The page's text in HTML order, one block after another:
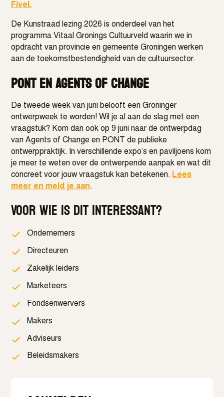
Fivel.
De Kunstraad lezing 2026 is onderdeel van het
programma Vitaal Gronings Cultuurveld waarin we in
opdracht van provincie en gemeente Groningen werken
aan de toekomstbestendigheid van de cultuursector.
PONT en Agents of Change
De tweede week van juni belooft een Groninger
ontwerpweek te worden! Wil je al aan de slag met een
vraagstuk? Kom dan ook op 9 juni naar de ontwerpdag
van Agents of Change en PONT de publieke
ontwerppraktijk. In verschillende expo’s en paviljoens kom
je meer te weten over de ontwerpende aanpak en wat dit
concreet voor jouw vraagstuk kan betekenen. Lees
meer en meld je aan.
Voor wie is dit interessant?
Ondernemers
Directeuren
Zakelijk leiders
Marketeers
Fondsenwervers
Makers
Adviseurs
Beleidsmakers